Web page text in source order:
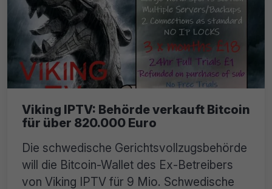
Viking IPTV: Behörde verkauft Bitcoin
für über 820.000 Euro
Die schwedische Gerichtsvollzugsbehörde
will die Bitcoin-Wallet des Ex-Betreibers
von Viking IPTV für 9 Mio. Schwedische